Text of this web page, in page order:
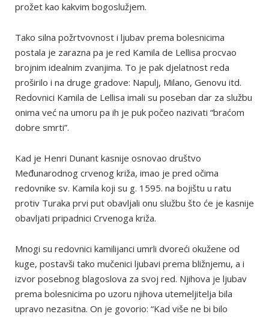
prožet kao kakvim bogoslužjem.
Tako silna požrtvovnost i ljubav prema bolesnicima
postala je zarazna pa je red Kamila de Lellisa procvao
brojnim idealnim zvanjima. To je pak djelatnost reda
proširilo i na druge gradove: Napulj, Milano, Genovu itd.
Redovnici Kamila de Lellisa imali su poseban dar za službu
onima već na umoru pa ih je puk počeo nazivati “braćom
dobre smrti”.
Kad je Henri Dunant kasnije osnovao društvo
Međunarodnog crvenog križa, imao je pred očima
redovnike sv. Kamila koji su g. 1595. na bojištu u ratu
protiv Turaka prvi put obavljali onu službu što će je kasnije
obavljati pripadnici Crvenoga križa.
Mnogi su redovnici kamilijanci umrli dvoreći okužene od
kuge, postavši tako mučenici ljubavi prema bližnjemu, a i
izvor posebnog blagoslova za svoj red. Njihova je ljubav
prema bolesnicima po uzoru njihova utemeljitelja bila
upravo nezasitna. On je govorio: “Kad više ne bi bilo